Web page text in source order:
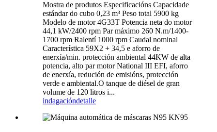
Mostra de produtos Especificacións Capacidade
estándar do cubo 0,23 m³ Peso total 5900 kg
Modelo de motor 4G33T Potencia neta do motor
44,1 kW/2400 rpm Par máximo 260 N.m/1400-
1700 rpm Ralentí 1000 rpm Caudal nominal
Característica 59X2 + 34,5 e aforro de
enerxía/min. protección ambiental 44KW de alta
potencia, alto par motor National III EFI, aforro
de enerxía, redución de emisións, protección
verde e ambiental.O tanque de diésel de gran
volume de 120 litros i...
indagacióndetalle